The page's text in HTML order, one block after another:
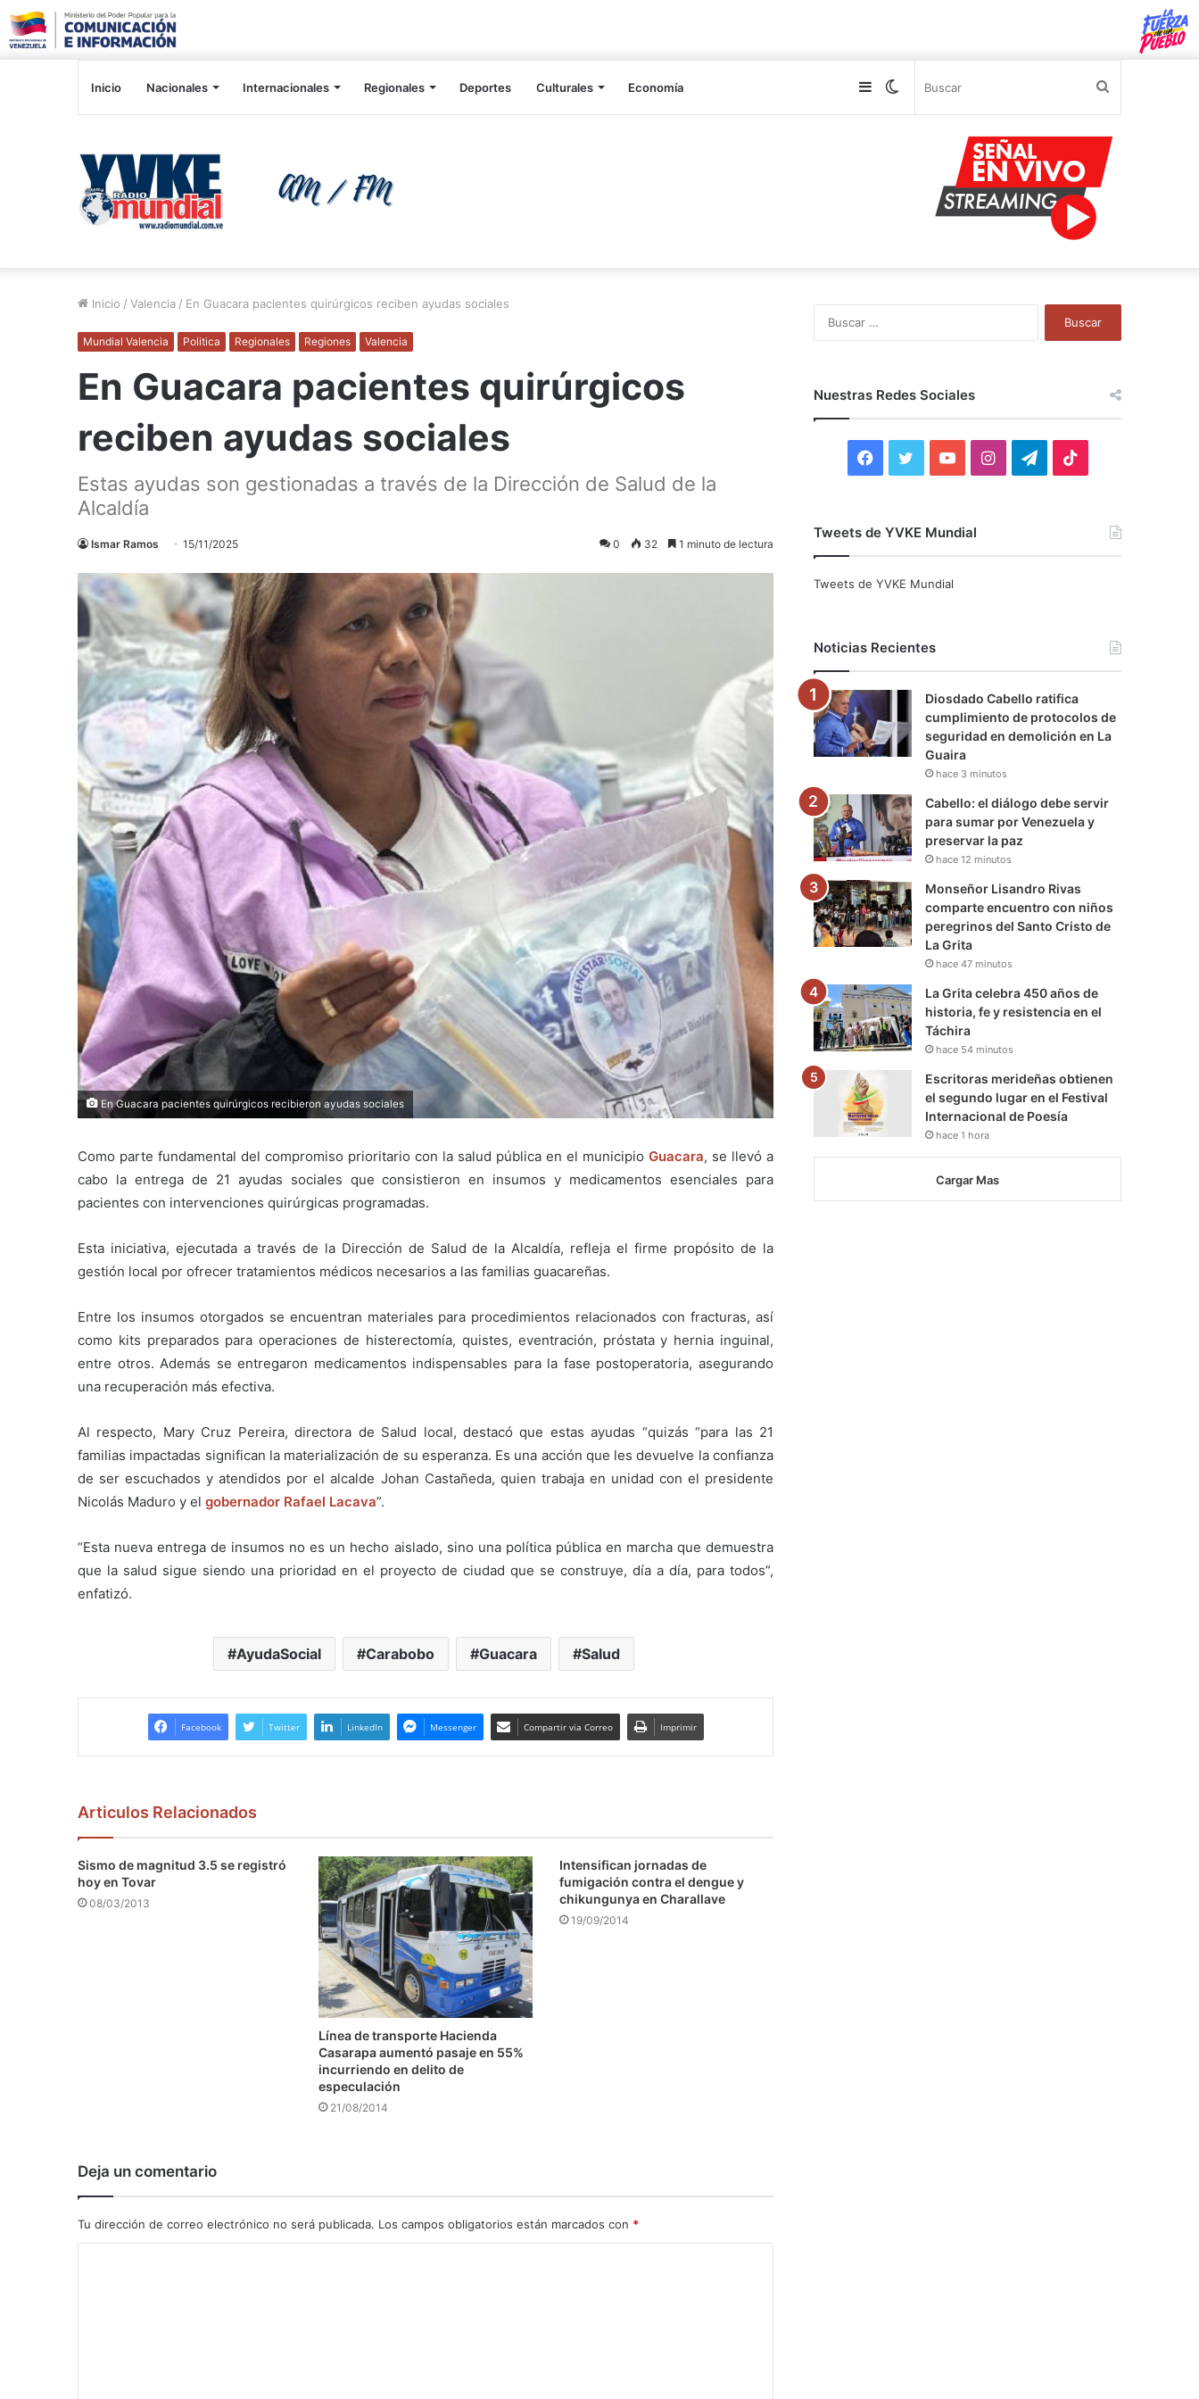
Inicio Nacionales Internacionales Regionales Deportes Culturales Economía Switch
Sidebar
Inicio / Valencia / En Guacara pacientes quirúrgicos reciben ayudas sociales
Mundial Valencia Politica Regionales Regiones Valencia
En Guacara pacientes quirúrgicos
reciben ayudas sociales
Estas ayudas son gestionadas a través de la Dirección de Salud de la
Alcaldía
Ismar Ramos 15/11/2025 0 32 1 minuto de lectura
En Guacara pacientes quirúrgicos recibieron ayudas sociales
Como parte fundamental del compromiso prioritario con la salud pública en el municipio Guacara, se llevó a
cabo la entrega de 21 ayudas sociales que consistieron en insumos y medicamentos esenciales para
pacientes con intervenciones quirúrgicas programadas.
Esta iniciativa, ejecutada a través de la Dirección de Salud de la Alcaldía, refleja el firme propósito de la
gestión local por ofrecer tratamientos médicos necesarios a las familias guacareñas.
Entre los insumos otorgados se encuentran materiales para procedimientos relacionados con fracturas, así
como kits preparados para operaciones de histerectomía, quistes, eventración, próstata y hernia inguinal,
entre otros. Además se entregaron medicamentos indispensables para la fase postoperatoria, asegurando
una recuperación más efectiva.
Al respecto, Mary Cruz Pereira, directora de Salud local, destacó que estas ayudas “quizás “para las 21
familias impactadas significan la materialización de su esperanza. Es una acción que les devuelve la confianza
de ser escuchados y atendidos por el alcalde Johan Castañeda, quien trabaja en unidad con el presidente
Nicolás Maduro y el gobernador Rafael Lacava”.
“Esta nueva entrega de insumos no es un hecho aislado, sino una política pública en marcha que demuestra
que la salud sigue siendo una prioridad en el proyecto de ciudad que se construye, día a día, para todos”,
enfatizó.
AyudaSocial Carabobo Guacara Salud
Facebook Twitter LinkedIn Messenger Compartir via Correo Imprimir
Articulos Relacionados
Sismo de magnitud 3.5 se registró
hoy en Tovar
08/03/2013
Línea de transporte Hacienda
Casarapa aumentó pasaje en 55%
incurriendo en delito de
especulación
21/08/2014
Intensifican jornadas de
fumigación contra el dengue y
chikungunya en Charallave
19/09/2014
Deja un comentario
Tu dirección de correo electrónico no será publicada. Los campos obligatorios están marcados con *
Nuestras Redes Sociales
F
c
o
k
i
r
Y
u
e
I
r
a
m
T
a
m
Tweets de YVKE Mundial
Tweets de YVKE Mundial
Noticias Recientes
Diosdado Cabello ratifica
cumplimiento de protocolos de
seguridad en demolición en La
Guaira
hace 3 minutos
Cabello: el diálogo debe servir
para sumar por Venezuela y
preservar la paz
hace 12 minutos
Monseñor Lisandro Rivas
comparte encuentro con niños
peregrinos del Santo Cristo de
La Grita
hace 47 minutos
La Grita celebra 450 años de
historia, fe y resistencia en el
Táchira
hace 54 minutos
Escritoras merideñas obtienen
el segundo lugar en el Festival
Internacional de Poesía
hace 1 hora
Cargar Mas